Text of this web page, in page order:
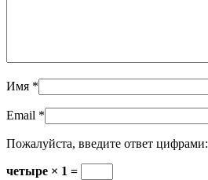
Имя *
Email *
Пожалуйста, введите ответ цифрами:
четыре × 1 =